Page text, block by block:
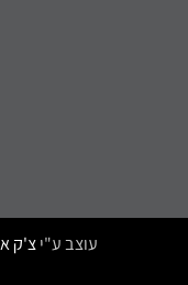
עוצב ע"יצ'ק